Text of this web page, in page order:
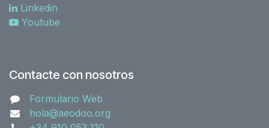
Linkedin
Youtube
Contacte con nosotros
Formulario Web
hola@aeodoo.org